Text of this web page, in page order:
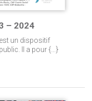
– 2024
est un dispositif
Il a pour {...}